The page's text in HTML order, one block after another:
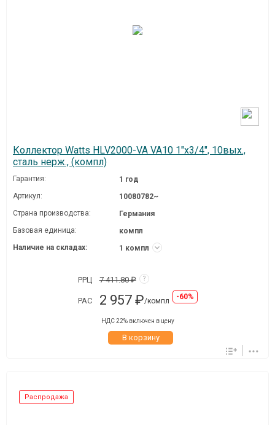
Коллектор Watts HLV2000-VA VA10 1"х3/4", 10вых.,
сталь нерж., (компл)
Гарантия:
1 год
Артикул:
10080782~
Страна производства:
Германия
Базовая единица:
компл
Наличие на складах:
1 компл
РРЦ 7 411.80 ₽ ?
РАС 2 957 ₽/компл -60%
НДС 22% включен в цену
В корзину
Распродажа